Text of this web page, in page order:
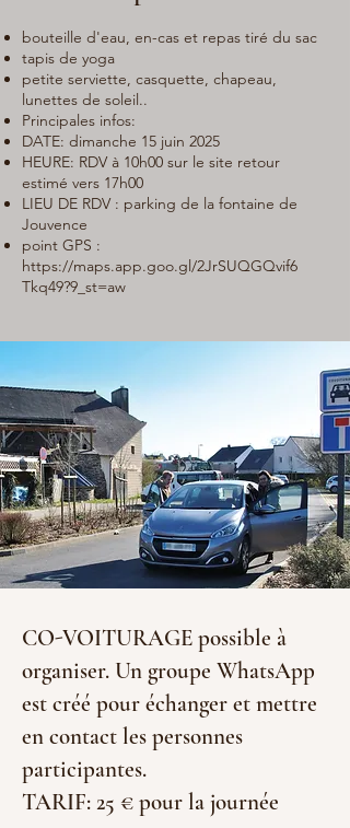
bouteille d'eau, en-cas et repas tiré du sac
tapis de yoga
petite serviette, casquette, chapeau,
lunettes de soleil..
Principales infos:
DATE: dimanche 15 juin 2025
HEURE: RDV à 10h00 sur le site retour
estimé vers 17h00
LIEU DE RDV : parking de la fontaine de
Jouvence
point GPS :
https://maps.app.goo.gl/2JrSUQGQvif6
Tkq49?9_st=aw
CO-VOITURAGE possible à
organiser. Un groupe WhatsApp
est créé pour échanger et mettre
en contact les personnes
participantes.
TARIF: 25 € pour la journée